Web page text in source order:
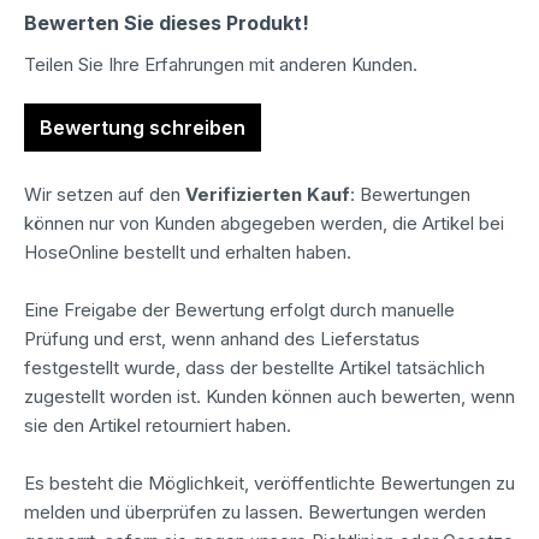
Bewerten Sie dieses Produkt!
Teilen Sie Ihre Erfahrungen mit anderen Kunden.
Bewertung schreiben
Wir setzen auf den Verifizierten Kauf: Bewertungen
können nur von Kunden abgegeben werden, die Artikel bei
HoseOnline bestellt und erhalten haben.
Eine Freigabe der Bewertung erfolgt durch manuelle
Prüfung und erst, wenn anhand des Lieferstatus
festgestellt wurde, dass der bestellte Artikel tatsächlich
zugestellt worden ist. Kunden können auch bewerten, wenn
sie den Artikel retourniert haben.
Es besteht die Möglichkeit, veröffentlichte Bewertungen zu
melden und überprüfen zu lassen. Bewertungen werden